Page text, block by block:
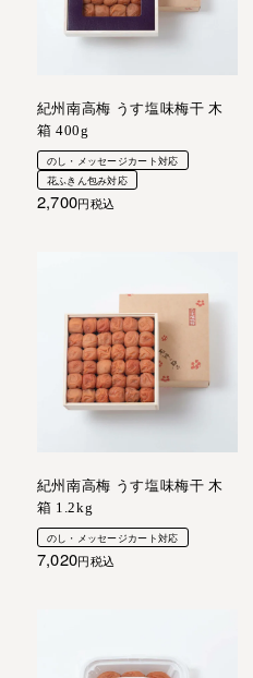
紀州南高梅 うす塩味梅干 木
箱 400g
のし・メッセージカート対応
花ふきん包み対応
2,700 税込
紀州南高梅 うす塩味梅干 木
箱 1.2kg
のし・メッセージカート対応
7,020 税込